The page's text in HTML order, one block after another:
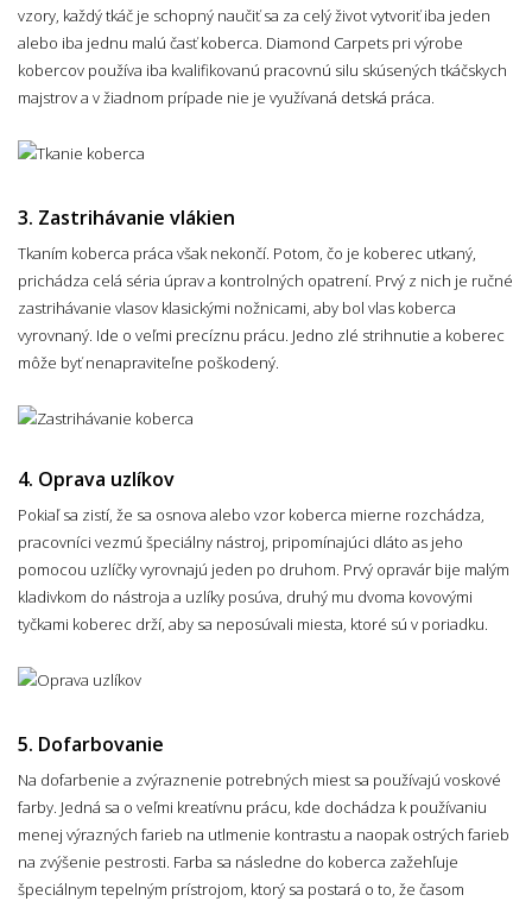
vzory, každý tkáč je schopný naučiť sa za celý život vytvoriť iba jeden
alebo iba jednu malú časť koberca. Diamond Carpets pri výrobe
kobercov používa iba kvalifikovanú pracovnú silu skúsených tkáčskych
majstrov a v žiadnom prípade nie je využívaná detská práca.
3. Zastrihávanie vlákien
Tkaním koberca práca však nekončí. Potom, čo je koberec utkaný,
prichádza celá séria úprav a kontrolných opatrení. Prvý z nich je ručné
zastrihávanie vlasov klasickými nožnicami, aby bol vlas koberca
vyrovnaný. Ide o veľmi precíznu prácu. Jedno zlé strihnutie a koberec
môže byť nenapraviteľne poškodený.
4. Oprava uzlíkov
Pokiaľ sa zistí, že sa osnova alebo vzor koberca mierne rozchádza,
pracovníci vezmú špeciálny nástroj, pripomínajúci dláto as jeho
pomocou uzlíčky vyrovnajú jeden po druhom. Prvý opravár bije malým
kladivkom do nástroja a uzlíky posúva, druhý mu dvoma kovovými
tyčkami koberec drží, aby sa neposúvali miesta, ktoré sú v poriadku.
5. Dofarbovanie
Na dofarbenie a zvýraznenie potrebných miest sa používajú voskové
farby. Jedná sa o veľmi kreatívnu prácu, kde dochádza k používaniu
menej výrazných farieb na utlmenie kontrastu a naopak ostrých farieb
na zvýšenie pestrosti. Farba sa následne do koberca zažehľuje
špeciálnym tepelným prístrojom, ktorý sa postará o to, že časom